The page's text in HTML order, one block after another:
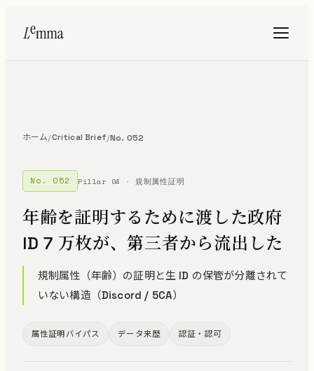
ホーム/Critical Brief/No. 052
No. 052 Pillar 04 · 規制属性証明
年齢を証明するために渡した政府
ID 7 万枚が、第三者から流出した
規制属性（年齢）の証明と生 ID の保管が分離されて
いない構造（Discord / 5CA）
属性証明バイパス データ来歴 認証・認可